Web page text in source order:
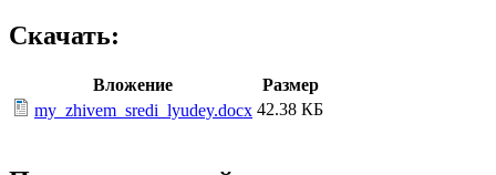
Скачать:
Вложение
Размер
my_zhivem_sredi_lyudey.docx 42.38 КБ